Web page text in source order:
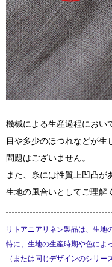
機械による生産過程におい
目や多少のほつれなどが生
問題はございません。
また、糸には性質上凹凸が
生地の風合いとしてご理解
リトアニアリネン製品は、生地
特に、生地の生産時期や色によ
（または同じデザインのシリ